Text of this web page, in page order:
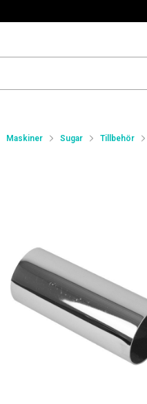
Maskiner Sugar Tillbehör